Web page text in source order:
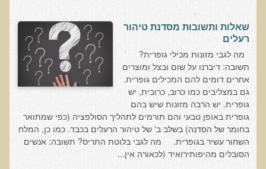
שאלון נוירוביהוויוראלי
שאלון מערכת התריס
שאלון אלרגיות למזון
בדיקת טמפרטורה
שאלון אוטואימוני
שאלון סימפטומים של קרינת רדיו
שאלות ותשובות מסדנת טיהור
רעלים
מה לגבי מזונות מכילי גופרית?
תשובה: דיברנו על שום ובצל ומוצרים
אחרים דומים להם המכילים גופרית.
גם במצליבים כמו כרוב, כרובית, יש
גופרית. יש הרבה מזונות שיש בהם
גופרית באופן טבעי והם תורמים לתהליך הסולפציה (כפי שמתואר
בחומר של הסדנה) בשלב ב' של טיהור הרעלים בכבד. כמו כן, המלח
השחור עשיר בגופרית. מה לגבי בלוטת התריס? תשובה: אנשים
הסובלים מהיפותירואיד (לכאורה אין...